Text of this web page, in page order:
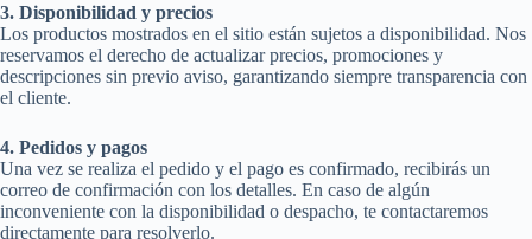
3. Disponibilidad y precios
Los productos mostrados en el sitio están sujetos a disponibilidad. Nos
reservamos el derecho de actualizar precios, promociones y
descripciones sin previo aviso, garantizando siempre transparencia con
el cliente.
4. Pedidos y pagos
Una vez se realiza el pedido y el pago es confirmado, recibirás un
correo de confirmación con los detalles. En caso de algún
inconveniente con la disponibilidad o despacho, te contactaremos
directamente para resolverlo.